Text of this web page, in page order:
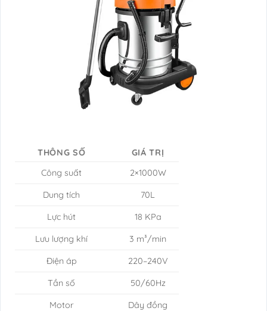
THÔNG SỐ
GIÁ TRỊ
Công suất
2×1000W
Dung tích 70L
Lực hút 18 KPa
Lưu lượng khí 3 m³/min
Điện áp 220–240V
Tần số 50/60Hz
Motor Dây đồng